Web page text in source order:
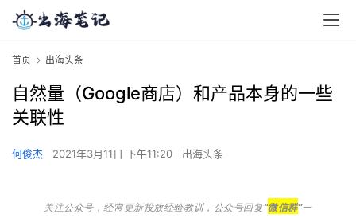
首页 出海头条
自然量（Google商店）和产品本身的一些
关联性
何俊杰 2021年3月11日 下午11:20 出海头条
关注公众号，经常更新投放经验教训，公众号回复“微信群”一